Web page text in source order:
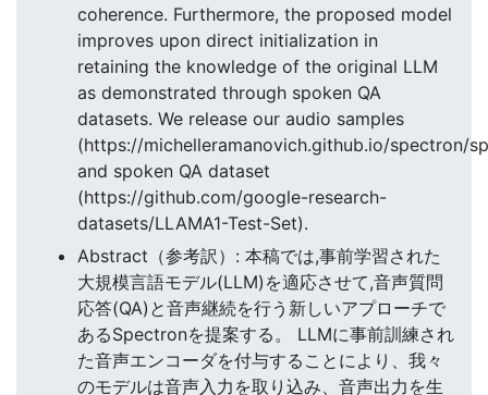
coherence. Furthermore, the proposed model
improves upon direct initialization in
retaining the knowledge of the original LLM
as demonstrated through spoken QA
datasets. We release our audio samples
(https://michelleramanovich.github.io/spectron/
and spoken QA dataset
(https://github.com/google-research-
datasets/LLAMA1-Test-Set).
Abstract（参考訳）: 本稿では,事前学習された
大規模言語モデル(LLM)を適応させて,音声質問
応答(QA)と音声継続を行う新しいアプローチで
あるSpectronを提案する。 LLMに事前訓練され
た音声エンコーダを付与することにより、我々
のモデルは音声入力を取り込み、音声出力を生